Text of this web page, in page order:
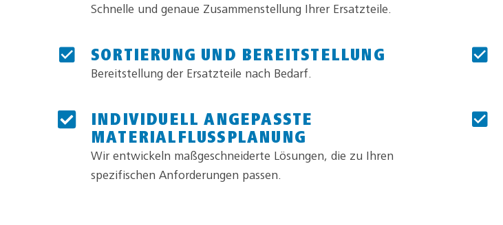
Schnelle und genaue Zusammenstellung Ihrer Ersatzteile.
SORTIERUNG UND BEREITSTELLUNG
Bereitstellung der Ersatzteile nach Bedarf.
INDIVIDUELL ANGEPASSTE
MATERIALFLUSSPLANUNG
Wir entwickeln maßgeschneiderte Lösungen, die zu Ihren
spezifischen Anforderungen passen.